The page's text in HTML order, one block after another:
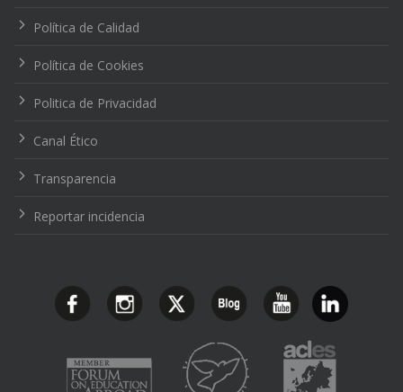
Política de Calidad
Política de Cookies
Politica de Privacidad
Canal Ético
Transparencia
Reportar incidencia